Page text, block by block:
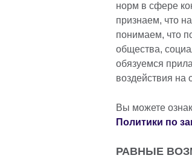
норм в сфере
признаем, что
понимаем, что
общества,
обязуемся
воздействия на
Вы можете
Политики по
РАВНЫЕ